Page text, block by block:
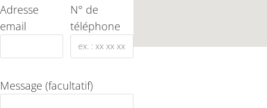
Adresse
email
N° de
téléphone
Message (facultatif)